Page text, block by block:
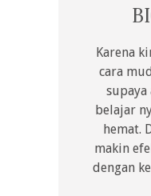
Karena
cara
supaya
belajar
hemat.
makin
dengan